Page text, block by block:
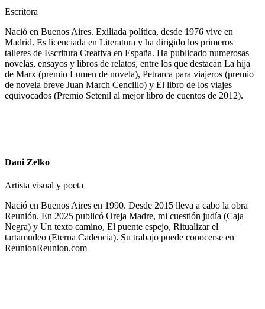
Escritora
Nació en Buenos Aires. Exiliada política, desde 1976 vive en
Madrid. Es licenciada en Literatura y ha dirigido los primeros
talleres de Escritura Creativa en España. Ha publicado numerosas
novelas, ensayos y libros de relatos, entre los que destacan La hija
de Marx (premio Lumen de novela), Petrarca para viajeros (premio
de novela breve Juan March Cencillo) y El libro de los viajes
equivocados (Premio Setenil al mejor libro de cuentos de 2012).
Dani Zelko
Artista visual y poeta
Nació en Buenos Aires en 1990. Desde 2015 lleva a cabo la obra
Reunión. En 2025 publicó Oreja Madre, mi cuestión judía (Caja
Negra) y Un texto camino, El puente espejo, Ritualizar el
tartamudeo (Eterna Cadencia). Su trabajo puede conocerse en
ReunionReunion.com